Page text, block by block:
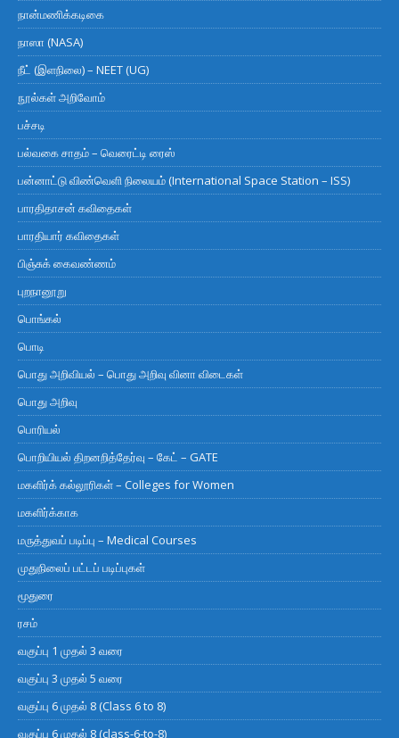
நான்மணிக்கடிகை
நாஸா (NASA)
நீட் (இளநிலை) – NEET (UG)
நூல்கள் அறிவோம்
பச்சடி
பல்வகை சாதம் – வெரைட்டி ரைஸ்
பன்னாட்டு விண்வெளி நிலையம் (International Space Station – ISS)
பாரதிதாசன் கவிதைகள்
பாரதியார் கவிதைகள்
பிஞ்சுக் கைவண்ணம்
புறநானூறு
பொங்கல்
பொடி
பொது அறிவியல் – பொது அறிவு வினா விடைகள்
பொது அறிவு
பொரியல்
பொறியியல் திறனறித்தேர்வு – கேட் – GATE
மகளிர்க் கல்லூரிகள் – Colleges for Women
மகளிர்க்காக
மருத்துவப் படிப்பு – Medical Courses
முதுநிலைப் பட்டப் படிப்புகள்
மூதுரை
ரசம்
வகுப்பு 1 முதல் 3 வரை
வகுப்பு 3 முதல் 5 வரை
வகுப்பு 6 முதல் 8 (Class 6 to 8)
வகுப்பு 6 முதல் 8 (class-6-to-8)